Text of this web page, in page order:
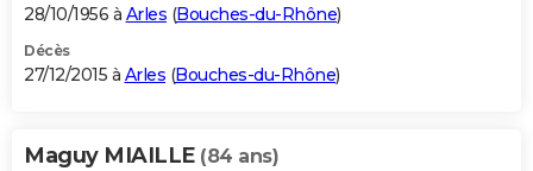
28/10/1956 à Arles (Bouches-du-Rhône)
Décès
27/12/2015 à Arles (Bouches-du-Rhône)
Maguy MIAILLE (84 ans)